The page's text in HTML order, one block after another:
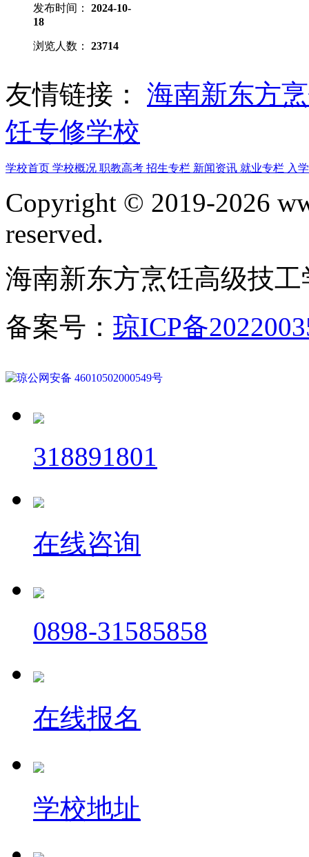
发布时间： 2024-10-
18
浏览人数： 23714
友情链接：
海南新东方
饪专修学校
学校首页 学校概况 职教高考 招生专栏 新闻资讯 就业专栏 入
Copyright © 2019-2026
reserved.
海南新东方烹饪高级技
备案号： 琼ICP备
琼公网安备 46010502000549号
318891801
在线咨询
0898-31585858
在线报名
学校地址